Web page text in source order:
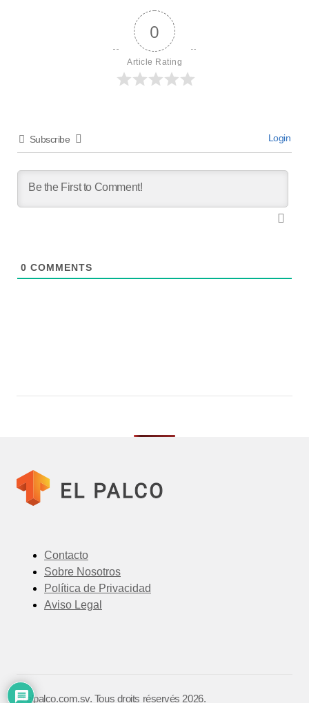
0
Article Rating
Subscribe Login
0 COMMENTS
Contacto
Sobre Nosotros
Política de Privacidad
Aviso Legal
©️ elpalco.com.sv. Tous droits réservés 2026.